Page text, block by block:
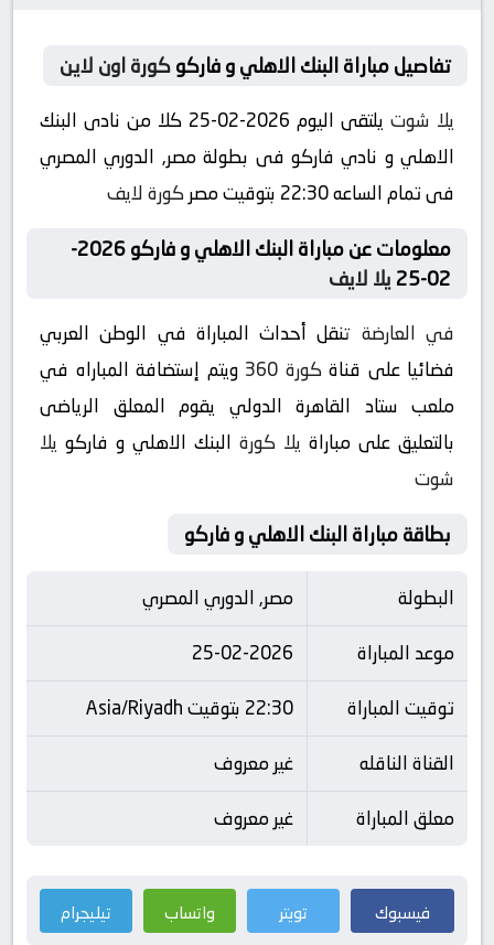
تفاصيل مباراة البنك الاهلي و فاركوكورة اون لاين
يلا شوت
يلتقى اليوم 2026-02-25 كلا من نادى البنك
الاهلي و نادي فاركو فى بطولة مصر, الدوري المصري
فى تمام الساعه 22:30 بتوقيت مصر
كورة لايف
معلومات عن مباراة البنك الاهلي و فاركو 2026-
02-25
يلا لايف
في العارضة تنقل أحداث المباراة في الوطن العربي
فضائيا على قناةكورة 360
ويتم إستضافة المباراه في
ملعب ستاد القاهرة الدولي يقوم المعلق الرياضى
بالتعليق على مباراة يلا كورة البنك الاهلي و فاركو يلا
شوت
بطاقة مباراة البنك الاهلي و فاركو
البطولة
مصر, الدوري المصري
موعد المباراة
25-02-2026
توقيت المباراة
22:30 بتوقيت Asia/Riyadh
القناة الناقله
غير معروف
معلق المباراة
غير معروف
فيسبوك تويتر واتساب تيليجرام